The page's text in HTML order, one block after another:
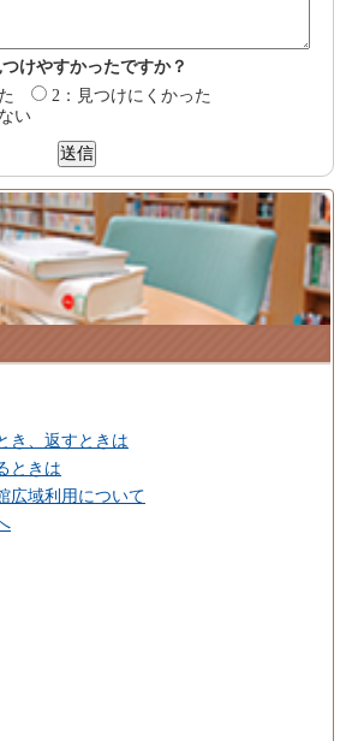
けやすかったですか？
2：見つけにくかった
い
き、返すときは
ときは
広域利用について